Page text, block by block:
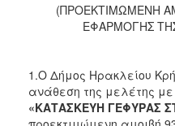
2018
2015
2013
(ΠΡΟΕΚΤΙΜΩΜΕΝΗ
ΕΦΑΡΜΟΓΗΣ
1.O Δήμος Ηρακλείου
ανάθεση της μελέτης με
«ΚΑΤΑΣΚΕΥΗ ΓΕΦΥΡΑΣ